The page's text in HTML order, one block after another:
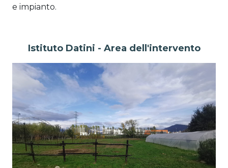
e impianto.
Istituto Datini - Area dell'intervento